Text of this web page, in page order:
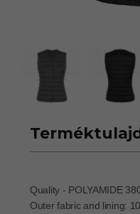
Quality - POLYAMIDE
Outer fabric and lining: